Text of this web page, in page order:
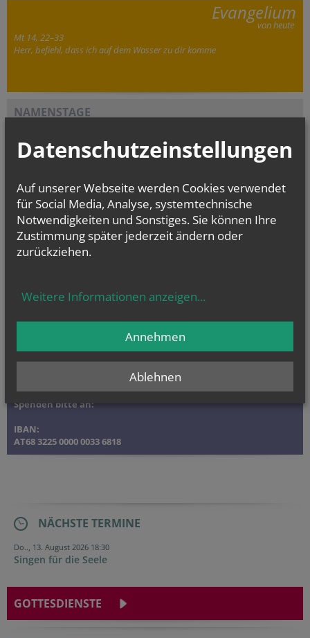
Evangelium
von heute
Mt 14, 22–33
Herr, befiehl, dass ich auf dem Wasser zu dir komme
NAMENSTAGE
Hl. Romanus von Rom
Spenden bitte an:
IBAN:
AT68 3225 0000 0033 6818
NÄCHSTE TERMINE
Do.., 13. August 2026 18:30
Singen für die Seele
GOTTESDIENSTE
Datenschutzeinstellungen
Auf unserer Webseite werden Cookies verwendet
für Social Media, Analyse, systemtechnische
Notwendigkeiten und Sonstiges. Sie können Ihre
Zustimmung später jederzeit ändern oder
zurückziehen.
Weitere Informationen anzeigen...
Ablehnen
Annehmen